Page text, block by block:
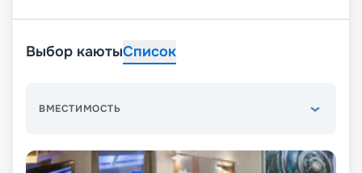
Выбор каютыСписок
ВМЕСТИМОСТЬ